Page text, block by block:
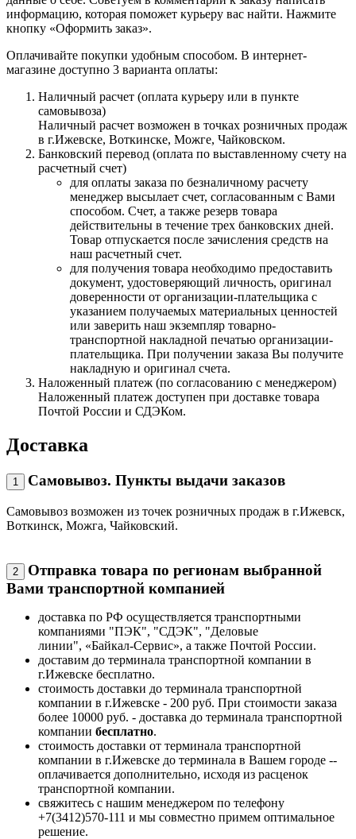
информацию, которая поможет курьеру вас найти. Нажмите
кнопку «Оформить заказ».
Оплачивайте покупки удобным способом. В интернет-
магазине доступно 3 варианта оплаты:
Наличный расчет (оплата курьеру или в пункте
самовывоза)
Наличный расчет возможен в точках розничных продаж
в г.Ижевске, Воткинске, Можге, Чайковском.
Банковский перевод (оплата по выставленному счету на
расчетный счет)
для оплаты заказа по безналичному расчету
менеджер высылает счет, согласованным с Вами
способом. Счет, а также резерв товара
действительны в течение трех банковских дней.
Товар отпускается после зачисления средств на
наш расчетный счет.
для получения товара необходимо предоставить
документ, удостоверяющий личность, оригинал
доверенности от организации-плательщика с
указанием получаемых материальных ценностей
или заверить наш экземпляр товарно-
транспортной накладной печатью организации-
плательщика. При получении заказа Вы получите
накладную и оригинал счета.
Наложенный платеж (по согласованию с менеджером)
Наложенный платеж доступен при доставке товара
Почтой России и СДЭКом.
Доставка
1 Самовывоз. Пункты выдачи заказов
Самовывоз возможен из точек розничных продаж в г.Ижевск,
Воткинск, Можга, Чайковский.
2
Отправка товара по регионам выбранной
Вами транспортной компанией
доставка по РФ осуществляется транспортными
компаниями "ПЭК", "СДЭК", "Деловые
линии", «Байкал-Сервис», а также Почтой России.
доставим до терминала транспортной компании в
г.Ижевске бесплатно.
стоимость доставки до терминала транспортной
компании в г.Ижевске - 200 руб. При стоимости заказа
более 10000 руб. - доставка до терминала транспортной
компании бесплатно.
стоимость доставки от терминала транспортной
компании в г.Ижевске до терминала в Вашем городе --
оплачивается дополнительно, исходя из расценок
транспортной компании.
свяжитесь с нашим менеджером по телефону
+7(3412)570-111 и мы совместно примем оптимальное
решение.